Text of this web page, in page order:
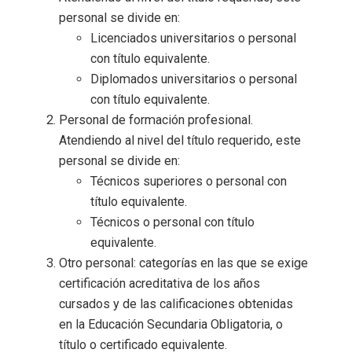
personal se divide en:
Licenciados universitarios o personal
con título equivalente.
Diplomados universitarios o personal
con título equivalente.
Personal de formación profesional.
Atendiendo al nivel del título requerido, este
personal se divide en:
Técnicos superiores o personal con
título equivalente.
Técnicos o personal con título
equivalente.
Otro personal: categorías en las que se exige
certificación acreditativa de los años
cursados y de las calificaciones obtenidas
en la Educación Secundaria Obligatoria, o
título o certificado equivalente.